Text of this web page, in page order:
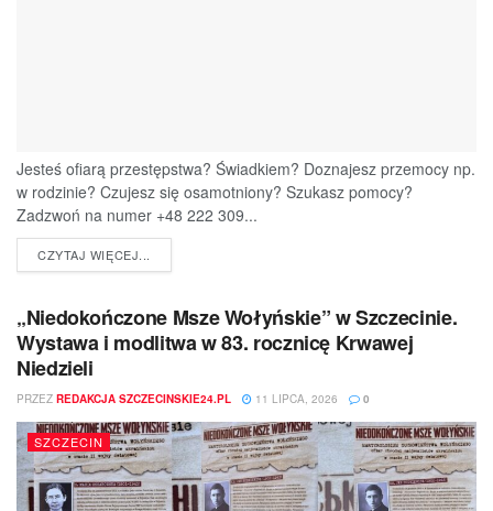
Jesteś ofiarą przestępstwa? Świadkiem? Doznajesz przemocy np.
w rodzinie? Czujesz się osamotniony? Szukasz pomocy?
Zadzwoń na numer +48 222 309...
CZYTAJ WIĘCEJ...
„Niedokończone Msze Wołyńskie” w Szczecinie.
Wystawa i modlitwa w 83. rocznicę Krwawej
Niedzieli
PRZEZ REDAKCJA SZCZECINSKIE24.PL 11 LIPCA, 2026 0
SZCZECIN